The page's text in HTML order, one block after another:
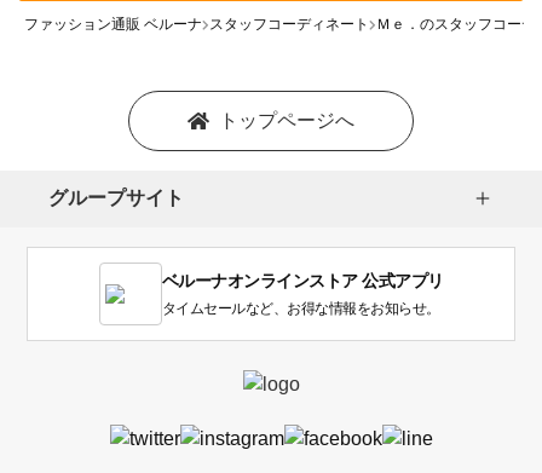
ファッション通販 ベルーナ スタッフコーディネート Ｍｅ．のスタッフコーデ
トップページへ
グループサイト
ベルーナオンラインストア 公式アプリ
タイムセールなど、お得な情報をお知らせ。